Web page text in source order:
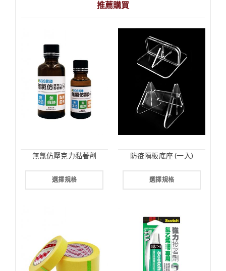
推薦購買
無氯仿壓克力黏著劑
選擇規格
防疫隔板底座 (一入)
選擇規格